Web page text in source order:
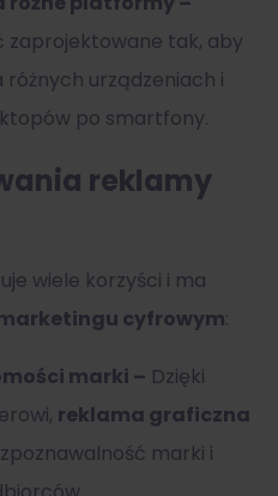
zaprojektowane tak, aby
różnych urządzeniach i
po smartfony.
reklamy
wiele korzyści i ma
cyfrowym:
marki – Dzięki
reklama graficzna
marki i